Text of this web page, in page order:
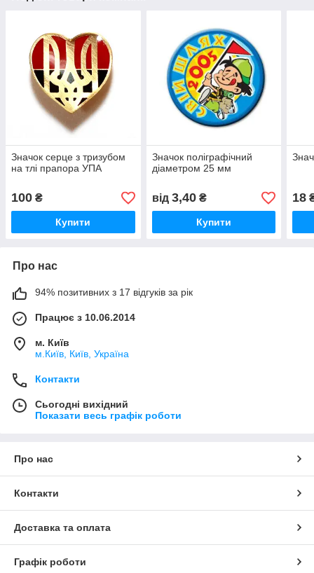
Значок серце з тризубом
на тлі прапора УПА
100 ₴
Купити
Значок поліграфічний
діаметром 25 мм
від 3,40₴
Купити
18
Про нас
94% позитивних з 17 відгуків за рік
Працює з 10.06.2014
м. Київ
м.Київ, Київ, Україна
Контакти
Сьогодні вихідний
Показати весь графік роботи
Про нас
Контакти
Доставка та оплата
Графік роботи